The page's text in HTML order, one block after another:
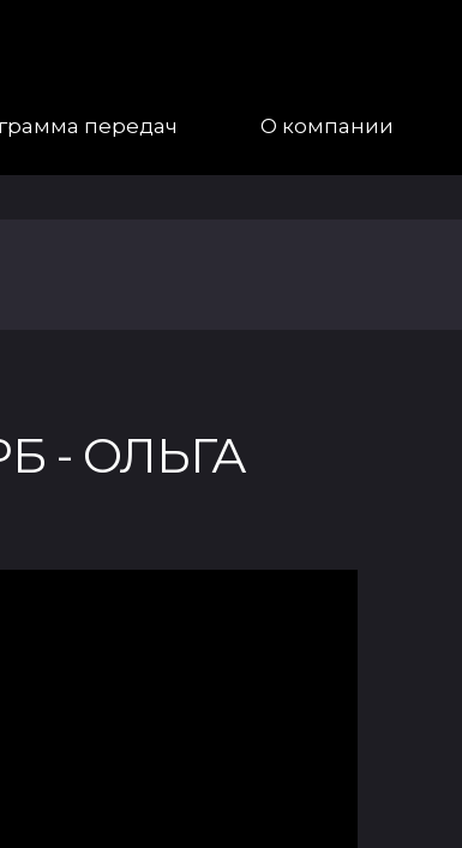
передач О компании
- ОЛЬГА